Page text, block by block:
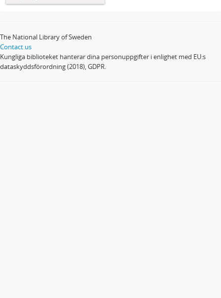
The National Library of Sweden
Contact us
Kungliga biblioteket hanterar dina personuppgifter i enlighet med EU:s
dataskyddsförordning (2018), GDPR.